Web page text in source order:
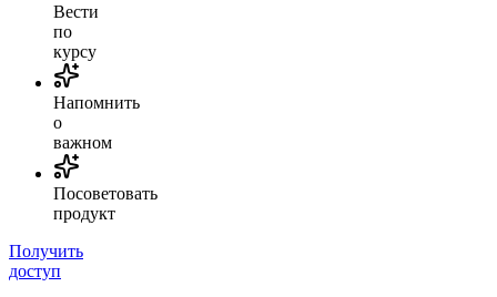
Вести
по
курсу
Напомнить
о
важном
Посоветовать
продукт
Получить
доступ